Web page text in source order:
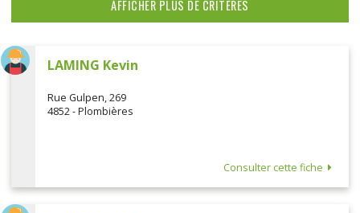
LAMING Kevin
Rue Gulpen, 269
4852 - Plombières
Consulter cette fiche
AFFICHER PLUS DE CRITÈRES